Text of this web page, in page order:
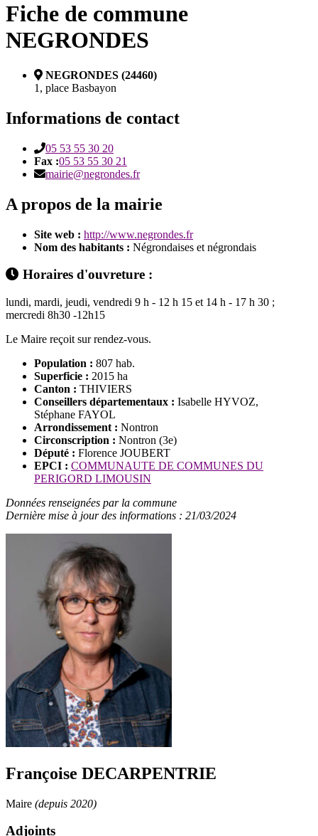
Fiche de commune
NEGRONDES
NEGRONDES (24460)
1, place Basbayon
Informations de contact
05 53 55 30 20
Fax :05 53 55 30 21
mairie@negrondes.fr
A propos de la mairie
Site web : http://www.negrondes.fr
Nom des habitants : Négrondaises et négrondais
Horaires d'ouvreture :
lundi, mardi, jeudi, vendredi 9 h - 12 h 15 et 14 h - 17 h 30 ;
mercredi 8h30 -12h15
Le Maire reçoit sur rendez-vous.
Population : 807 hab.
Superficie : 2015 ha
Canton : THIVIERS
Conseillers départementaux : Isabelle HYVOZ,
Stéphane FAYOL
Arrondissement : Nontron
Circonscription : Nontron (3e)
Député : Florence JOUBERT
EPCI : COMMUNAUTE DE COMMUNES DU
PERIGORD LIMOUSIN
Données renseignées par la commune
Dernière mise à jour des informations : 21/03/2024
Françoise DECARPENTRIE
Maire (depuis 2020)
Adjoints